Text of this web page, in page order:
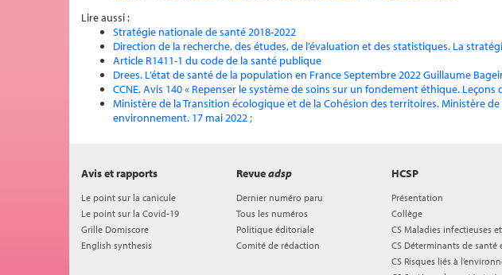
Lire aussi :
Stratégie nationale de santé 2018-2022
Direction de la recherche, des études, de l’évaluation et des statistiques. La
Article R1411-1 du code de la santé publique
Drees. L’état de santé de la population en France Septembre 2022 Guillaume
CCNE. Avis 140 « Repenser le système de soins sur un fondement éthique.
Ministère de la Transition écologique et de la Cohésion des territoires. Ministère
environnement. 17 mai 2022 ;
HCSP
Présentation
Collège
CS Maladies infectieuses
CS Déterminants de
CS Risques liés à
Avis et rapports
Le point sur la canicule
Le point sur la Covid-19
Grille Domiscore
English synthesis
Revueadsp
Dernier numéro paru
Tous les numéros
Politique éditoriale
Comité de rédaction